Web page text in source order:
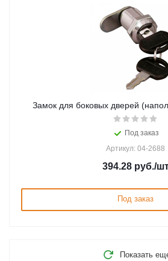
Замок для боковых дверей
Под заказ
Артикул: 04-2688
394.28руб./
Под заказ
Показать